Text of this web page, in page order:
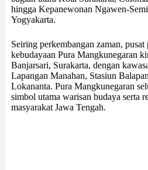
hingga Kepanewonan Ngawen-
Yogyakarta.
Seiring perkembangan zaman, pusat
kebudayaan Pura Mangkunegaran
Banjarsari, Surakarta, dengan
Lapangan Manahan, Stasiun
Lokananta. Pura Mangkunegaran
simbol utama warisan budaya serta
masyarakat Jawa Tengah.